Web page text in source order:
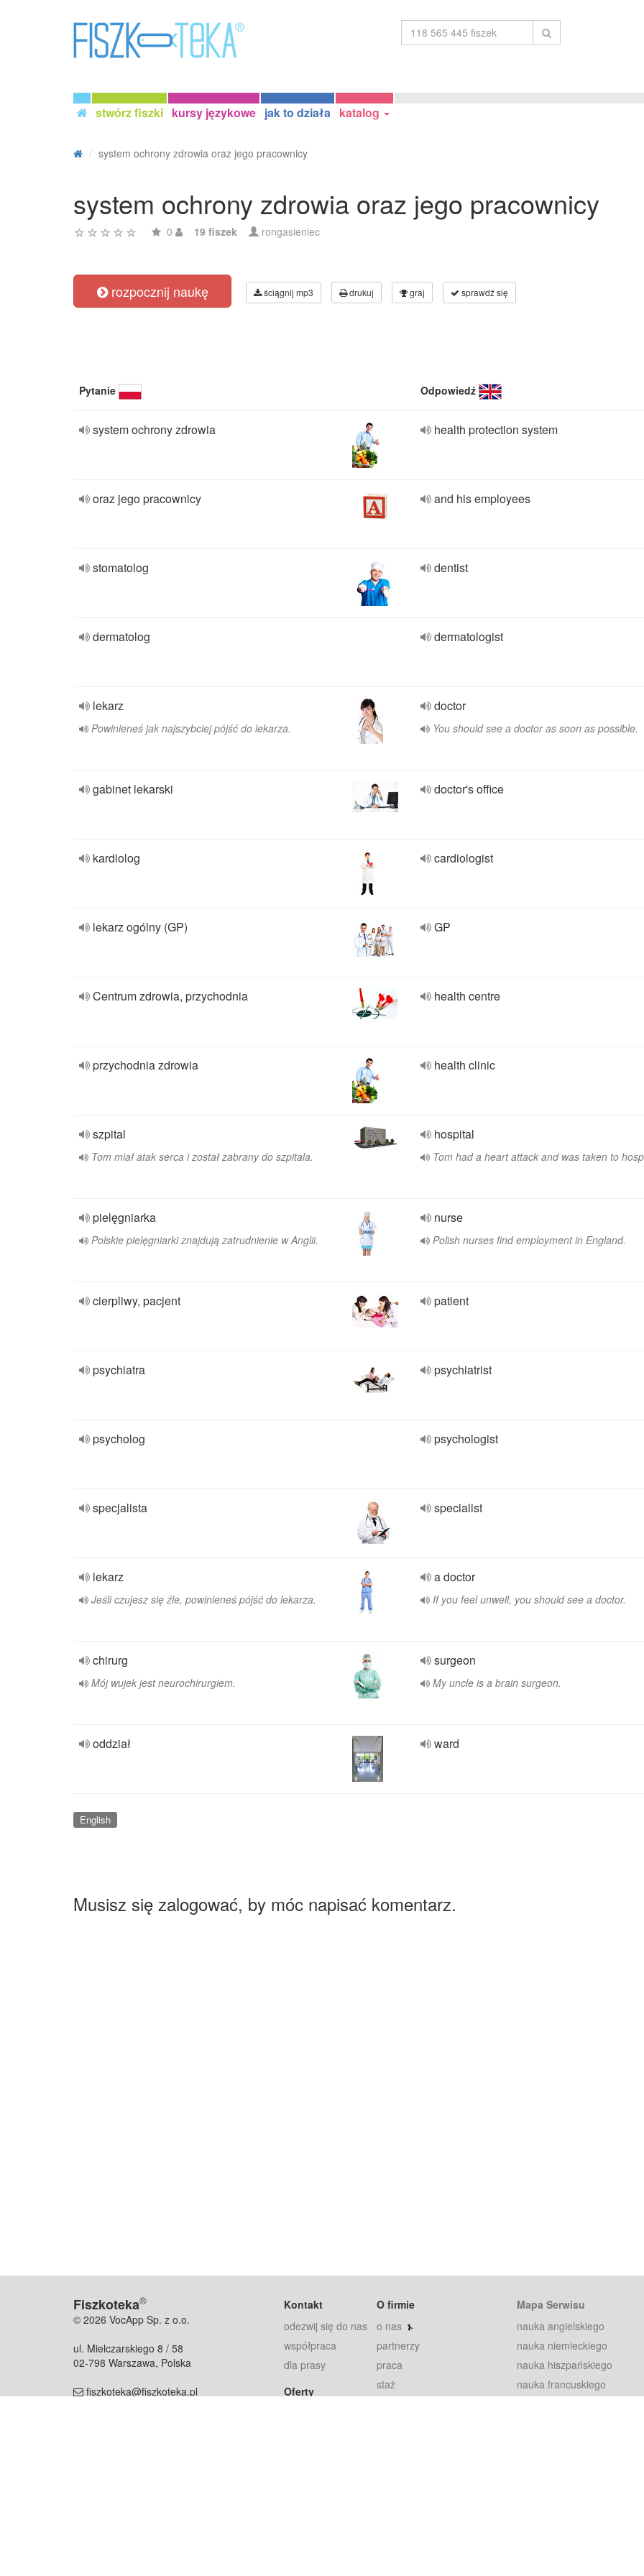
stwórz fiszki kursy językowe jak to działa katalog
system ochrony zdrowia oraz jego pracownicy
system ochrony zdrowia oraz jego pracownicy
0 19 fiszek rongasieniec
rozpocznij naukę ściągnij mp3 drukuj graj sprawdź się
Pytanie Odpowiedź
system ochrony zdrowia health protection system
oraz jego pracownicy and his employees
stomatolog dentist
dermatolog dermatologist
lekarz
Powinieneś jak najszybciej pójść do lekarza.
doctor
You should see a doctor as soon as possible.
gabinet lekarski doctor's office
kardiolog cardiologist
lekarz ogólny (GP) GP
Centrum zdrowia, przychodnia health centre
przychodnia zdrowia health clinic
szpital
Tom miał atak serca i został zabrany do szpitala.
hospital
Tom had a heart attack and was taken to
pielęgniarka
Polskie pielęgniarki znajdują zatrudnienie w Anglii.
nurse
Polish nurses find employment in England.
cierpliwy, pacjent patient
psychiatra psychiatrist
psycholog psychologist
specjalista specialist
lekarz
Jeśli czujesz się źle, powinieneś pójść do lekarza.
a doctor
If you feel unwell, you should see a doctor.
chirurg
Mój wujek jest neurochirurgiem.
surgeon
My uncle is a brain surgeon.
oddział ward
English
Musisz się zalogować, by móc napisać komentarz.
Fiszkoteka®
© 2026 VocApp Sp. z o.o.
ul. Mielczarskiego 8 / 58
02-798 Warszawa, Polska
fiszkoteka@fiszkoteka.pl
Kontakt
odezwij się do nas
współpraca
dla prasy
Oferty
O firmie
o nas
partnerzy
praca
staż
Mapa Serwisu
nauka angielskiego
nauka niemieckiego
nauka hiszpańskiego
nauka francuskiego